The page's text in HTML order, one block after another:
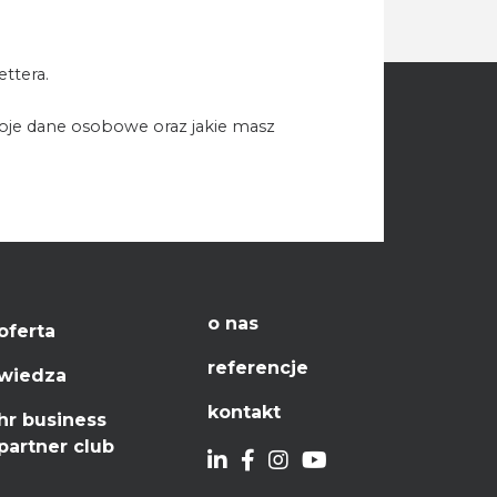
dane osobowe oraz jakie masz
business
club
o nas
referencje
kontakt